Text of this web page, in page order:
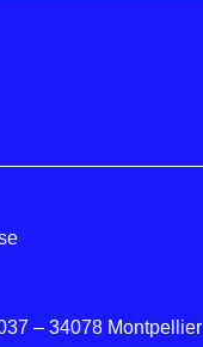
– 34078 Montpellier